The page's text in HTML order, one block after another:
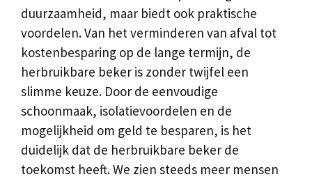
duurzaamheid, maar biedt ook praktische
voordelen. Van het verminderen van afval tot
kostenbesparing op de lange termijn, de
herbruikbare beker is zonder twijfel een
slimme keuze. Door de eenvoudige
schoonmaak, isolatievoordelen en de
mogelijkheid om geld te besparen, is het
duidelijk dat de herbruikbare beker de
toekomst heeft. We zien steeds meer mensen